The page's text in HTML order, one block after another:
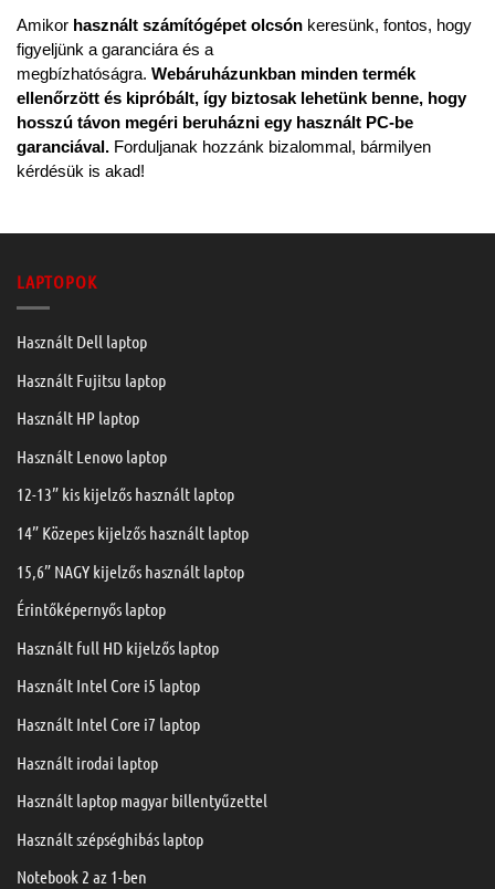
Amikor használt számítógépet olcsón keresünk, fontos, hogy
figyeljünk a garanciára és a
megbízhatóságra. Webáruházunkban minden termék
ellenőrzött és kipróbált, így biztosak lehetünk benne, hogy
hosszú távon megéri beruházni egy használt PC-be
garanciával. Forduljanak hozzánk bizalommal, bármilyen
kérdésük is akad!
LAPTOPOK
Használt Dell laptop
Használt Fujitsu laptop
Használt HP laptop
Használt Lenovo laptop
12-13” kis kijelzős használt laptop
14” Közepes kijelzős használt laptop
15,6” NAGY kijelzős használt laptop
Érintőképernyős laptop
Használt full HD kijelzős laptop
Használt Intel Core i5 laptop
Használt Intel Core i7 laptop
Használt irodai laptop
Használt laptop magyar billentyűzettel
Használt szépséghibás laptop
Notebook 2 az 1-ben